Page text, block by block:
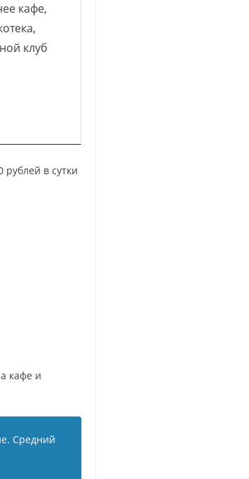
кафе,
клуб
в сутки
кафе и
Средний